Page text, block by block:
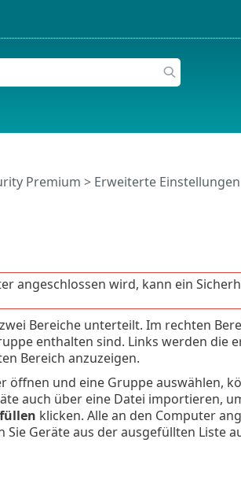
Premium > Erweiterte Einstellungen
angeschlossen wird, kann ein
Bereiche unterteilt. Im rechten
enthalten sind. Links werden die
Bereich anzuzeigen.
öffnen und eine Gruppe auswählen,
auch über eine Datei importieren,
klicken. Alle an den Computer
Sie Geräte aus der ausgefüllten Liste